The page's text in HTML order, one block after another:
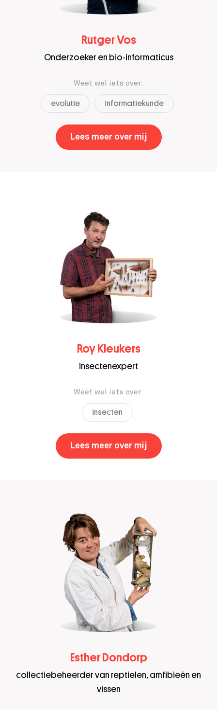
Rutger Vos
Onderzoeker en bio-informaticus
Weet wel iets over:
evolutie informatiekunde
Lees meer over mij Rutger Vos
Roy Kleukers
insectenexpert
Weet wel iets over:
insecten
Lees meer over mij Roy Kleukers
Esther Dondorp
collectiebeheerder van reptielen, amfibieën en
vissen